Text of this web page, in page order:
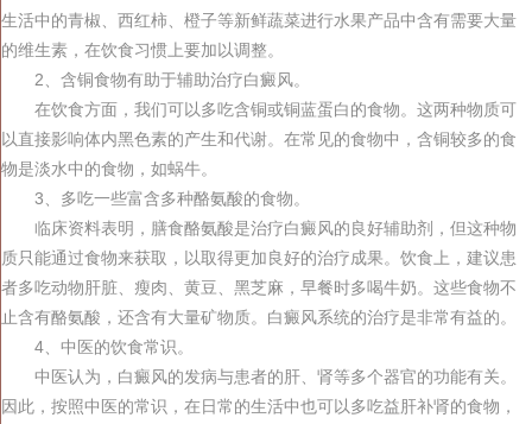
生活中的青椒、西红柿、橙子等新鲜蔬菜进行水果产品中含有需要大量
的维生素，在饮食习惯上要加以调整。
2、含铜食物有助于辅助治疗白癜风。
在饮食方面，我们可以多吃含铜或铜蓝蛋白的食物。这两种物质可
以直接影响体内黑色素的产生和代谢。在常见的食物中，含铜较多的食
物是淡水中的食物，如蜗牛。
3、多吃一些富含多种酪氨酸的食物。
临床资料表明，膳食酪氨酸是治疗白癜风的良好辅助剂，但这种物
质只能通过食物来获取，以取得更加良好的治疗成果。饮食上，建议患
者多吃动物肝脏、瘦肉、黄豆、黑芝麻，早餐时多喝牛奶。这些食物不
止含有酪氨酸，还含有大量矿物质。白癜风系统的治疗是非常有益的。
4、中医的饮食常识。
中医认为，白癜风的发病与患者的肝、肾等多个器官的功能有关。
因此，按照中医的常识，在日常的生活中也可以多吃益肝补肾的食物，